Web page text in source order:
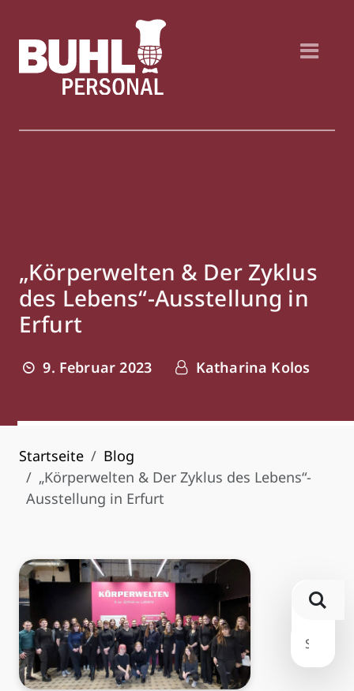
„Körperwelten & Der Zyklus
des Lebens“-Ausstellung in
Erfurt
9. Februar 2023 Katharina Kolos
Startseite
Blog
„Körperwelten & Der Zyklus des Lebens“-
Ausstellung in Erfurt